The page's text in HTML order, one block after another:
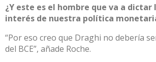
¿Y este es el hombre que va a dictar
interés de nuestra política
“Por eso creo que Draghi no debería
del BCE”, añade Roche.